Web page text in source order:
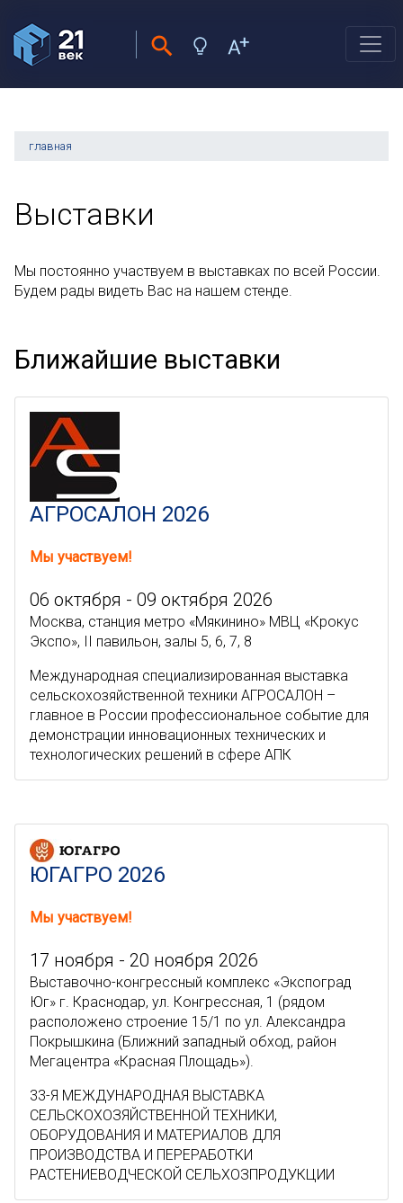
главная
Выставки
Мы постоянно участвуем в выставках по всей России.
Будем рады видеть Вас на нашем стенде.
Ближайшие выставки
АГРОСАЛОН 2026
Мы участвуем!
06 октября - 09 октября 2026
Москва, станция метро «Мякинино» МВЦ «Крокус
Экспо», II павильон, залы 5, 6, 7, 8
Международная специализированная выставка
сельскохозяйственной техники АГРОСАЛОН –
главное в России профессиональное событие для
демонстрации инновационных технических и
технологических решений в сфере АПК
ЮГАГРО 2026
Мы участвуем!
17 ноября - 20 ноября 2026
Выставочно-конгрессный комплекс «Экспоград
Юг» г. Краснодар, ул. Конгрессная, 1 (рядом
расположено строение 15/1 по ул. Александра
Покрышкина (Ближний западный обход, район
Мегацентра «Красная Площадь»).
33-Я МЕЖДУНАРОДНАЯ ВЫСТАВКА
СЕЛЬСКОХОЗЯЙСТВЕННОЙ ТЕХНИКИ,
ОБОРУДОВАНИЯ И МАТЕРИАЛОВ ДЛЯ
ПРОИЗВОДСТВА И ПЕРЕРАБОТКИ
РАСТЕНИЕВОДЧЕСКОЙ СЕЛЬХОЗПРОДУКЦИИ